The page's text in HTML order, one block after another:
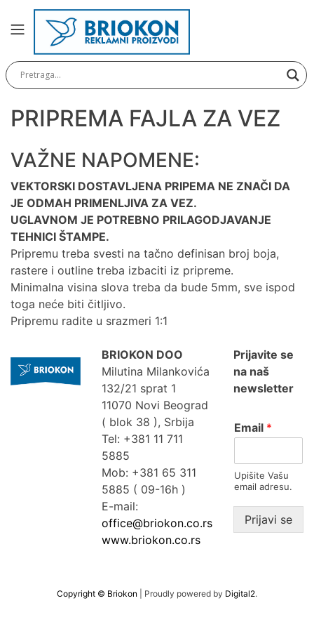
Preskoči
na
KANCELARIJA
KUĆNI
SETOVI
OLOVKE
&
TORBE
&
PUTOVANJE
TEKSTIL
TEHNOLOGIJA
KALENDARI
RADNA
PRIPREMA FAJLA ZA VEZ
VAŽNE NAPOMENE:
VEKTORSKI DOSTAVLJENA PRIPEMA NE ZNAČI DA
JE ODMAH PRIMENLJIVA ZA VEZ.
UGLAVNOM JE POTREBNO PRILAGODJAVANJE
TEHNICI ŠTAMPE.
Pripremu treba svesti na tačno definisan broj boja,
rastere i outline treba izbaciti iz pripreme.
Minimalna visina slova treba da bude 5mm, sve ispod
toga neće biti čitljivo.
Pripremu radite u srazmeri 1:1
BRIOKON DOO
Milutina Milankovića
132/21 sprat 1
11070 Novi Beograd
( blok 38 ), Srbija
Tel: +381 11 711
5885
Mob: +381 65 311
5885 ( 09-16h )
E-mail:
office@briokon.co.rs
www.briokon.co.rs
Prijavite se
na naš
newsletter
Email *
Upišite Vašu
email adresu.
Prijavi se
Copyright © Briokon Proudly powered by Digital2.